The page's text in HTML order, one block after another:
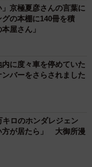
」京極夏彦さんの言葉に
の本棚に140冊を積
屋さん」
に度々車を停めていた
バーをさらされました
ロのホンダレジェン
が居たら」 大御所漫